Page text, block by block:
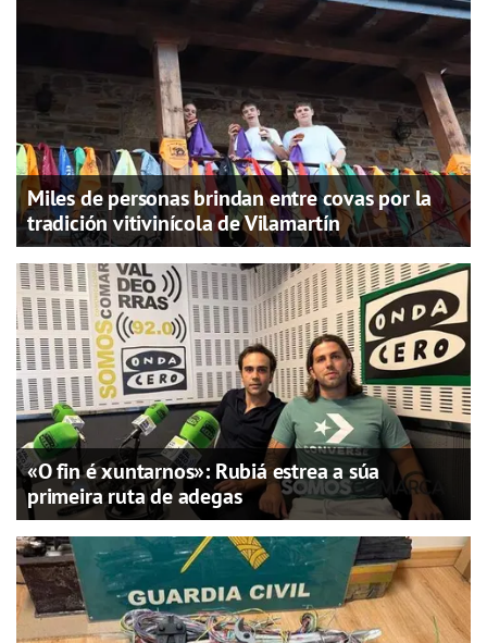
Miles de personas brindan entre covas por la
tradición vitivinícola de Vilamartín
«O fin é xuntarnos»: Rubiá estrea a súa
primeira ruta de adegas